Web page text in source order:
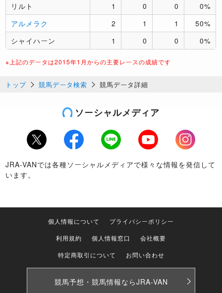
リルト
1 0 0
0%
アルメラク
2 1 1
50%
シャイハーン
1 0 0 0%
※上記のデータは2015年1月からの主要レースの成績です
トップ 競馬データ検索 競馬データ詳細
ソーシャルメディア
Twitter Facebook LINE Youtube
Instagram
JRA-VANでは各種ソーシャルメディアで様々な情報を発信して
います。
個人情報について
プライバシーポリシー
利用規約
個人情報窓口
会社概要
特定商取引について
お問い合わせ
競馬予想・競馬情報ならJRA-VAN